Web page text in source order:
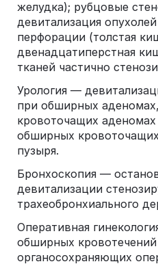
желудка); рубцовые
девитализация
перфорации (толстая
двенадцатиперстная
тканей частично
Урология —
при обширных
кровоточащих аденомах
обширных
пузыря.
Бронхоскопия —
девитализации
трахеобронхиального
Оперативная
обширных
органосохраняющих